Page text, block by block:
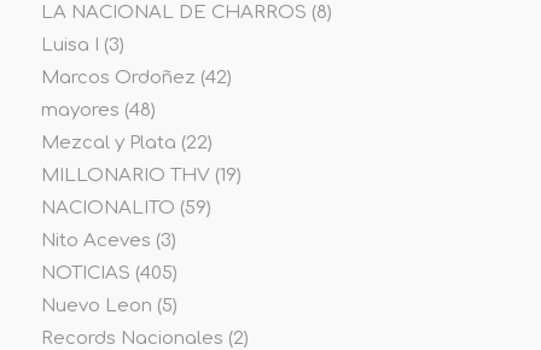
LA NACIONAL DE CHARROS (8)
Luisa I
(3)
Marcos Ordoñez (42)
mayores (48)
Mezcal y Plata (22)
MILLONARIO THV(19)
NACIONALITO (59)
Nito Aceves (3)
NOTICIAS (405)
Nuevo Leon (5)
Records Nacionales (2)